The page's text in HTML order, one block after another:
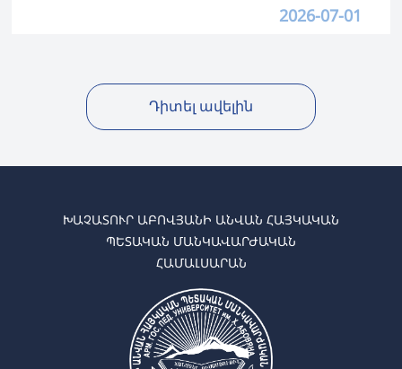
2026-07-01
Դիտել ավելին
ԽԱՉԱՏՈՒՐ ԱԲՈՎՅԱՆԻ ԱՆՎԱՆ ՀԱՅԿԱԿԱՆ
ՊԵՏԱԿԱՆ ՄԱՆԿԱՎԱՐԺԱԿԱՆ
ՀԱՄԱԼՍԱՐԱՆ